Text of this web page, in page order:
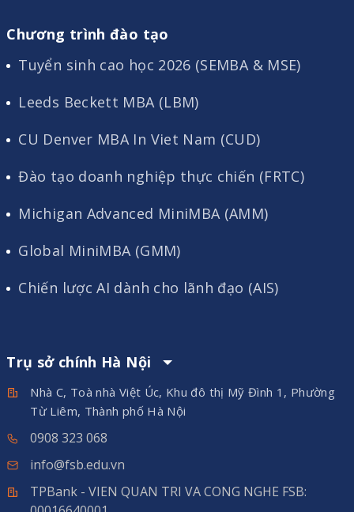
Chương trình đào tạo
Tuyển sinh cao học 2026 (SEMBA & MSE)
Leeds Beckett MBA (LBM)
CU Denver MBA In Viet Nam (CUD)
Đào tạo doanh nghiệp thực chiến (FRTC)
Michigan Advanced MiniMBA (AMM)
Global MiniMBA (GMM)
Chiến lược AI dành cho lãnh đạo (AIS)
Trụ sở chính Hà Nội
Nhà C, Toà nhà Việt Úc, Khu đô thị Mỹ Đình 1, Phường
Từ Liêm, Thành phố Hà Nội
0908 323 068
info@fsb.edu.vn
TPBank - VIEN QUAN TRI VA CONG NGHE FSB: